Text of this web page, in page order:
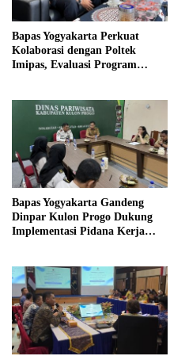
Bapas Yogyakarta Perkuat
Kolaborasi dengan Poltek
Imipas, Evaluasi Program
Bapas Yogyakarta Gandeng
Dinpar Kulon Progo Dukung
Implementasi Pidana Kerja